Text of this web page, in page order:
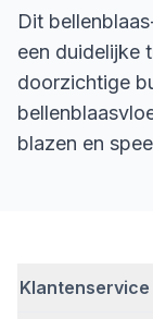
Dit
een duidelijke
doorzichtige
blazen en
Klantenservice